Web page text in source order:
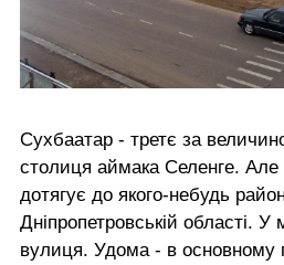
Сухбаатар - третє за
столиця аймака Селенге.
дотягує до якого-небудь
Дніпропетровській області. У
вулиця. Удома - в основному